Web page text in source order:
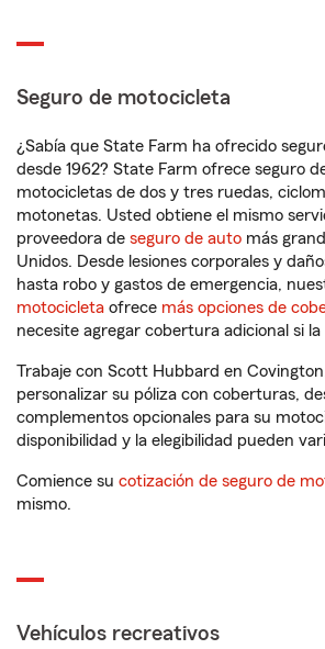
Seguro de motocicleta
¿Sabía que State Farm ha ofrecido
desde 1962? State Farm ofrece seguro
motocicletas de dos y tres ruedas,
motonetas. Usted obtiene el mismo
proveedora de seguro de auto más
Unidos. Desde lesiones corporales y
hasta robo y gastos de emergencia,
motocicleta ofrece más opciones de
necesite agregar cobertura adicional si la
Trabaje con Scott Hubbard en
personalizar su póliza con coberturas,
complementos opcionales para su
disponibilidad y la elegibilidad pueden
Comience su cotización de seguro de
mismo.
Vehículos recreativos